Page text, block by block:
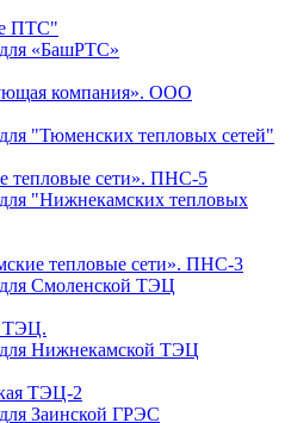
ПТС"
компания». ООО
сети». ПНС-5
тепловые сети». ПНС-3
ТЭЦ.
ТЭЦ-2